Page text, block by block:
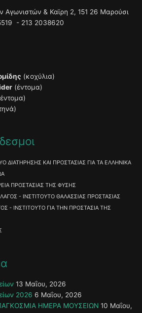
Αγωνιστών & Καϊρη 2, 151 26 Μαρούσι
- 213 2038620
(κοχύλια)
(έντομα)
ΔΙΑΤΗΡΗΣΗΣ ΚΑΙ ΠΡΟΣΤΑΣΙΑΣ ΓΙΑ ΤΑ ΕΛΛΗΝΙΚΑ
ΠΡΟΣΤΑΣΙΑΣ ΤΗΣ ΦΥΣΗΣ
- ΙΝΣΤΙΤΟΥΤΟ ΘΑΛΑΣΣΙΑΣ ΠΡΟΣΤΑΣΙΑΣ
- ΙΝΣΤΙΤΟΥΤΟ ΓΙΑ ΤΗΝ ΠΡΟΣΤΑΣΙΑ ΤΗΣ
13 Μαΐου, 2026
2026 6 Μαΐου, 2026
ΗΜΕΡΑ ΜΟΥΣΕΙΩΝ 10 Μαΐου,